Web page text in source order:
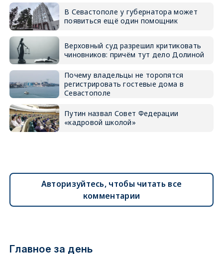
В Севастополе у губернатора может
появиться ещё один помощник
Верховный суд разрешил критиковать
чиновников: причём тут дело Долиной
Почему владельцы не торопятся
регистрировать гостевые дома в
Севастополе
Путин назвал Совет Федерации
«кадровой школой»
Авторизуйтесь, чтобы читать все
комментарии
Главное за день